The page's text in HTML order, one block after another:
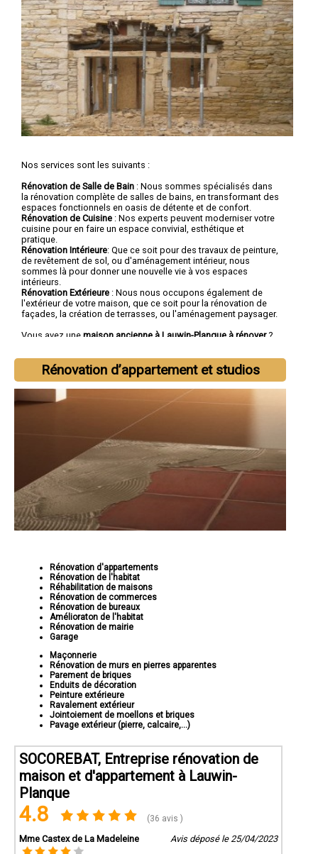
Nos services sont les suivants :
Rénovation de Salle de Bain : Nous sommes spécialisés dans
la rénovation complète de salles de bains, en transformant des
espaces fonctionnels en oasis de détente et de confort.
Rénovation de Cuisine : Nos experts peuvent moderniser votre
cuisine pour en faire un espace convivial, esthétique et
pratique.
Rénovation Intérieure: Que ce soit pour des travaux de peinture,
de revêtement de sol, ou d'aménagement intérieur, nous
sommes là pour donner une nouvelle vie à vos espaces
intérieurs.
Rénovation Extérieure : Nous nous occupons également de
l'extérieur de votre maison, que ce soit pour la rénovation de
façades, la création de terrasses, ou l'aménagement paysager.
Vous avez une maison ancienne à Lauwin-Planque à rénover?
Planquetout corps d'état ?
Faites confiance à la société SOCOREBAT.
Rénovation d’appartement et studios
Rénovation d'appartements
Rénovation de l'habitat
Réhabilitation de maisons
Rénovation de commerces
Rénovation de bureaux
Amélioraton de l'habitat
Rénovation de mairie
Garage
Maçonnerie
Rénovation de murs en pierres apparentes
Parement de briques
Enduits de décoration
Peinture extérieure
Ravalement extérieur
Jointoiement de moellons et briques
Pavage extérieur (pierre, calcaire,...)
SOCOREBAT, Entreprise rénovation de
maison et d'appartement à Lauwin-
Planque
4.8 (36 avis )
Mme Castex de La Madeleine Avis déposé le 25/04/2023